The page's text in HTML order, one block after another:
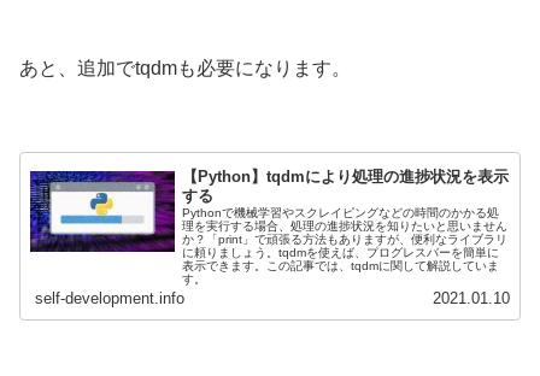
あと、追加でtqdmも必要になります。
【Python】tqdmにより処理の進捗状況を表示
する
Pythonで機械学習やスクレイピングなどの時間のかかる処
理を実行する場合、処理の進捗状況を知りたいと思いません
か？「print」で頑張る方法もありますが、便利なライブラリ
に頼りましょう。tqdmを使えば、プログレスバーを簡単に
表示できます。この記事では、tqdmに関して解説していま
す。
self-development.info 2021.01.10